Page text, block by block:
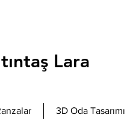
Lara
3D Oda Tasarımı